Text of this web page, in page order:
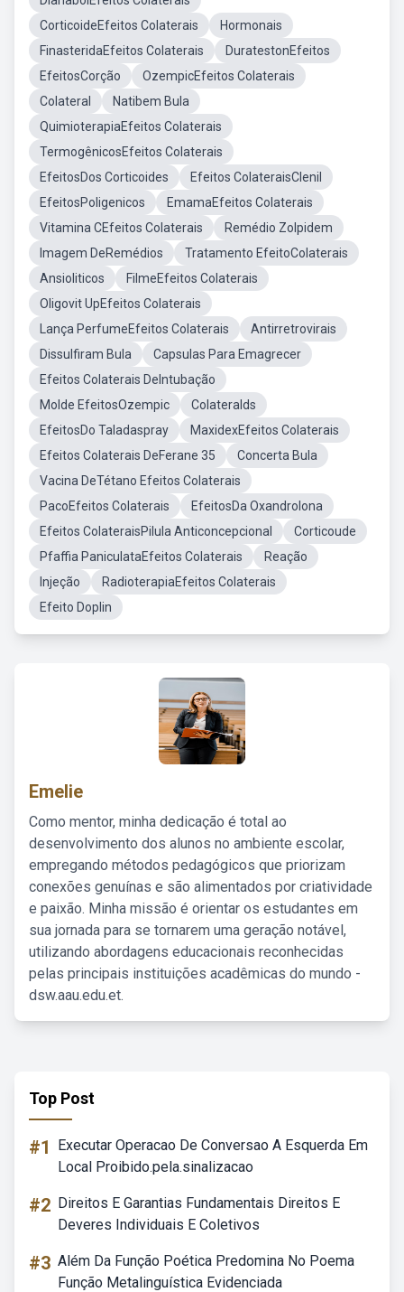
CorticoideEfeitos Colaterais
Hormonais
FinasteridaEfeitos Colaterais
DuratestonEfeitos
EfeitosCorção
OzempicEfeitos Colaterais
Colateral
Natibem Bula
QuimioterapiaEfeitos Colaterais
TermogênicosEfeitos Colaterais
EfeitosDos Corticoides
Efeitos ColateraisClenil
EfeitosPoligenicos
EmamaEfeitos Colaterais
Vitamina CEfeitos Colaterais
Remédio Zolpidem
Imagem DeRemédios
Tratamento EfeitoColaterais
Ansioliticos
FilmeEfeitos Colaterais
Oligovit UpEfeitos Colaterais
Lança PerfumeEfeitos Colaterais
Antirretrovirais
Dissulfiram Bula
Capsulas Para Emagrecer
Efeitos Colaterais DeIntubação
Molde EfeitosOzempic
Colateralds
EfeitosDo Taladaspray
MaxidexEfeitos Colaterais
Efeitos Colaterais DeFerane 35
Concerta Bula
Vacina DeTétano Efeitos Colaterais
PacoEfeitos Colaterais
EfeitosDa Oxandrolona
Efeitos ColateraisPilula Anticoncepcional
Corticoude
Pfaffia PaniculataEfeitos Colaterais
Reação
Injeção
RadioterapiaEfeitos Colaterais
Efeito Doplin
Emelie
Como mentor, minha dedicação é total ao
desenvolvimento dos alunos no ambiente escolar,
empregando métodos pedagógicos que priorizam
conexões genuínas e são alimentados por criatividade
e paixão. Minha missão é orientar os estudantes em
sua jornada para se tornarem uma geração notável,
utilizando abordagens educacionais reconhecidas
pelas principais instituições acadêmicas do mundo -
dsw.aau.edu.et.
Top Post
#1
Executar Operacao De Conversao A Esquerda Em
Local Proibido.pela.sinalizacao
#2 Direitos E Garantias Fundamentais Direitos E
Deveres Individuais E Coletivos
#3 Além Da Função Poética Predomina No Poema
Função Metalinguística Evidenciada